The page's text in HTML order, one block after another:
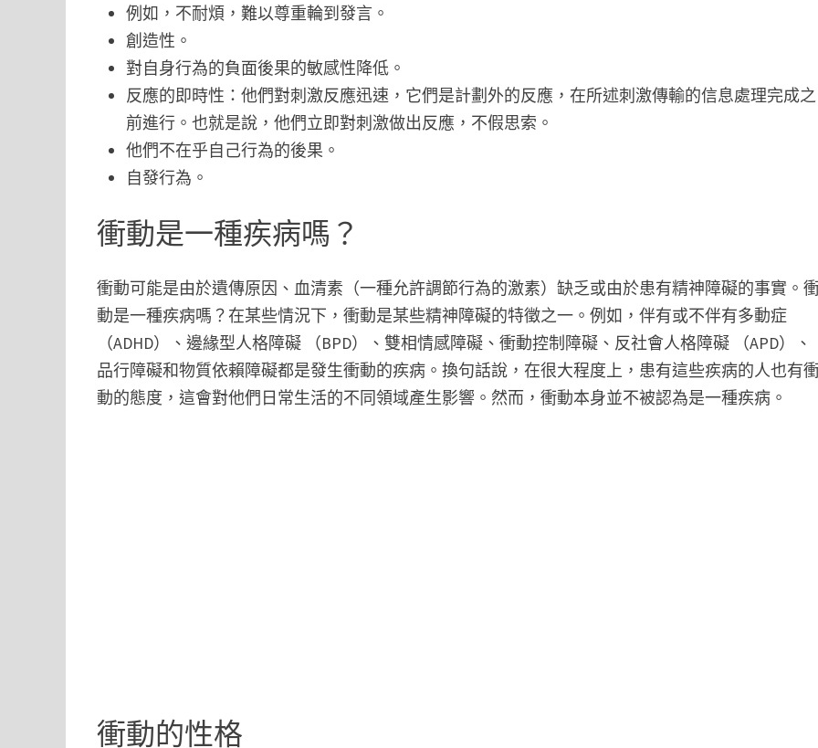
例如，不耐煩，難以尊重輪到發言。
創造性。
對自身行為的負面後果的敏感性降低。
反應的即時性：他們對刺激反應迅速，它們是計劃外的反應，在所述刺激傳輸的信息處理完成之
前進行。也就是說，他們立即對刺激做出反應，不假思索。
他們不在乎自己行為的後果。
自發行為。
衝動是一種疾病嗎？
衝動可能是由於遺傳原因、血清素（一種允許調節行為的激素）缺乏或由於患有精神障礙的事實。
動是一種疾病嗎？在某些情況下，衝動是某些精神障礙的特徵之一。例如，伴有或不伴有多動症
（ADHD）、邊緣型人格障礙 （BPD）、雙相情感障礙、衝動控制障礙、反社會人格障礙 （APD）、
品行障礙和物質依賴障礙都是發生衝動的疾病。換句話說，在很大程度上，患有這些疾病的人也有
動的態度，這會對他們日常生活的不同領域產生影響。然而，衝動本身並不被認為是一種疾病。
衝動的性格